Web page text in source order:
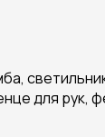
для рук,